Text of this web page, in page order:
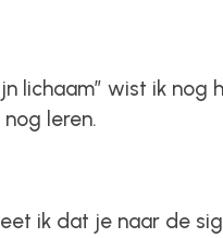
lichaam” wist ik nog
leren.
ik dat je naar de